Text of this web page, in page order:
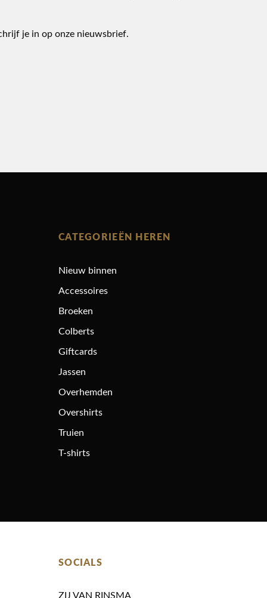
je in op onze nieuwsbrief.
CATEGORIEËN HEREN
Nieuw binnen
Accessoires
Broeken
Colberts
Giftcards
Jassen
Overhemden
Overshirts
Truien
T-shirts
SOCIALS
ZIJ VAN RINSMA